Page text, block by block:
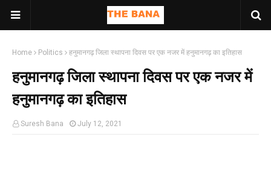
Home Politics हनुमानगढ़ जिला स्थापना दिवस पर एक नजर में हनुमानगढ़ का इतिहास
हनुमानगढ़ जिला स्थापना दिवस पर एक नजर में
हनुमानगढ़ का इतिहास
Suresh Bana July 12, 2021